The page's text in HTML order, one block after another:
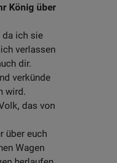
König über
da ich sie
verlassen
dir.
verkünde
wird.
das von
über euch
Wagen